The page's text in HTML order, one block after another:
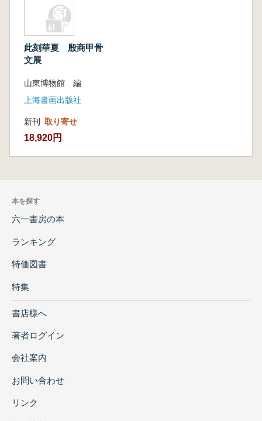
此刻華夏 殷商甲骨
文展
山東博物館 編
上海書画出版社
新刊 取り寄せ
18,920円
本を探す
六一書房の本
ランキング
特価図書
特集
書店様へ
著者ログイン
会社案内
お問い合わせ
リンク